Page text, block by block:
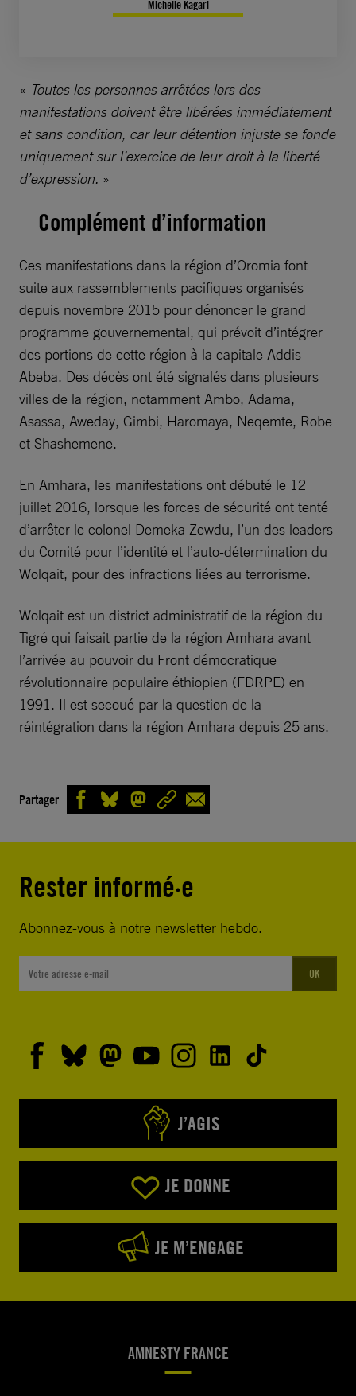
Michelle Kagari
« Toutes les personnes arrêtées lors des
manifestations doivent être libérées immédiatement
et sans condition, car leur détention injuste se fonde
uniquement sur l’exercice de leur droit à la liberté
d’expression. »
Complément d’information
Ces manifestations dans la région d’Oromia font
suite aux rassemblements pacifiques organisés
depuis novembre 2015 pour dénoncer le grand
programme gouvernemental, qui prévoit d’intégrer
des portions de cette région à la capitale Addis-
Abeba. Des décès ont été signalés dans plusieurs
villes de la région, notamment Ambo, Adama,
Asassa, Aweday, Gimbi, Haromaya, Neqemte, Robe
et Shashemene.
En Amhara, les manifestations ont débuté le 12
juillet 2016, lorsque les forces de sécurité ont tenté
d’arrêter le colonel Demeka Zewdu, l’un des leaders
du Comité pour l’identité et l’auto-détermination du
Wolqait, pour des infractions liées au terrorisme.
Wolqait est un district administratif de la région du
Tigré qui faisait partie de la région Amhara avant
l’arrivée au pouvoir du Front démocratique
révolutionnaire populaire éthiopien (FDRPE) en
1991. Il est secoué par la question de la
réintégration dans la région Amhara depuis 25 ans.
Partager
Rester informé·e
Abonnez-vous à notre newsletter hebdo.
OK
J’AGIS
JE DONNE
JE M’ENGAGE
AMNESTY FRANCE